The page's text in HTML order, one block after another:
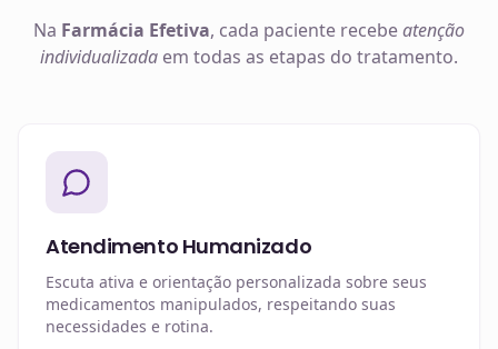
Na Farmácia Efetiva, cada paciente recebeatenção
individualizada em todas as etapas do tratamento.
Atendimento Humanizado
Escuta ativa e orientação personalizada sobre seus
medicamentos manipulados, respeitando suas
necessidades e rotina.